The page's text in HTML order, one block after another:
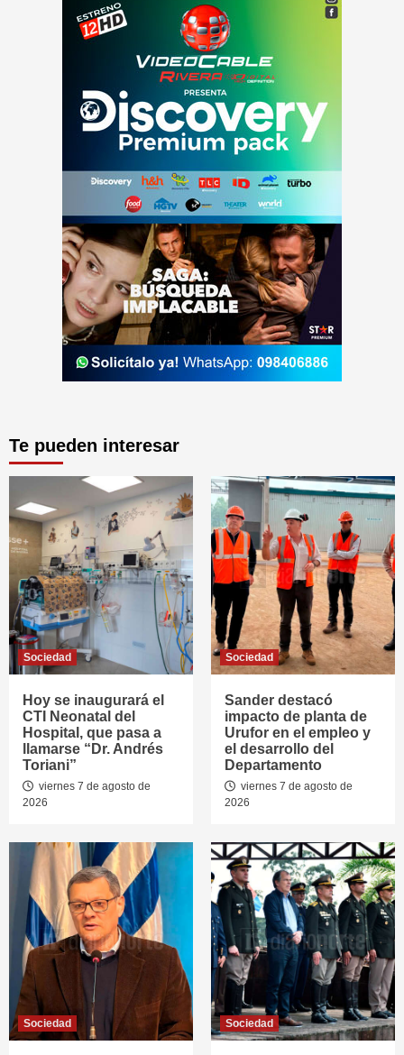
Te pueden interesar
Sociedad
Hoy se inaugurará el
CTI Neonatal del
Hospital, que pasa a
llamarse “Dr. Andrés
Toriani”
viernes 7 de agosto de
2026
Sociedad
Sander destacó
impacto de planta de
Urufor en el empleo y
el desarrollo del
Departamento
viernes 7 de agosto de
2026
Sociedad Sociedad